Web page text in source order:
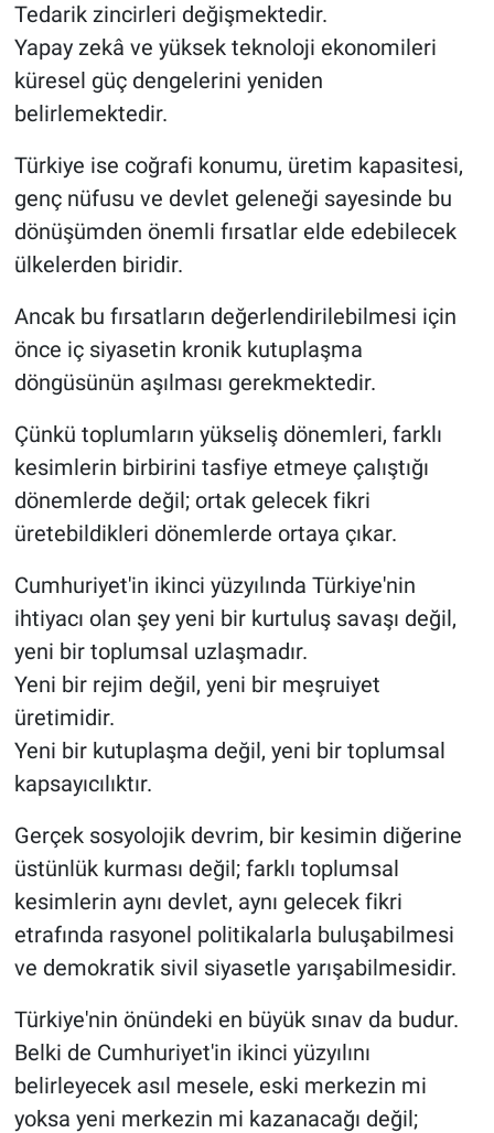
Tedarik zincirleri değişmektedir.
Yapay zekâ ve yüksek teknoloji ekonomileri
küresel güç dengelerini yeniden
belirlemektedir.
Türkiye ise coğrafi konumu, üretim kapasitesi,
genç nüfusu ve devlet geleneği sayesinde bu
dönüşümden önemli fırsatlar elde edebilecek
ülkelerden biridir.
Ancak bu fırsatların değerlendirilebilmesi için
önce iç siyasetin kronik kutuplaşma
döngüsünün aşılması gerekmektedir.
Çünkü toplumların yükseliş dönemleri, farklı
kesimlerin birbirini tasfiye etmeye çalıştığı
dönemlerde değil; ortak gelecek fikri
üretebildikleri dönemlerde ortaya çıkar.
Cumhuriyet'in ikinci yüzyılında Türkiye'nin
ihtiyacı olan şey yeni bir kurtuluş savaşı değil,
yeni bir toplumsal uzlaşmadır.
Yeni bir rejim değil, yeni bir meşruiyet
üretimidir.
Yeni bir kutuplaşma değil, yeni bir toplumsal
kapsayıcılıktır.
Gerçek sosyolojik devrim, bir kesimin diğerine
üstünlük kurması değil; farklı toplumsal
kesimlerin aynı devlet, aynı gelecek fikri
etrafında rasyonel politikalarla buluşabilmesi
ve demokratik sivil siyasetle yarışabilmesidir.
Türkiye'nin önündeki en büyük sınav da budur.
Belki de Cumhuriyet'in ikinci yüzyılını
belirleyecek asıl mesele, eski merkezin mi
yoksa yeni merkezin mi kazanacağı değil;